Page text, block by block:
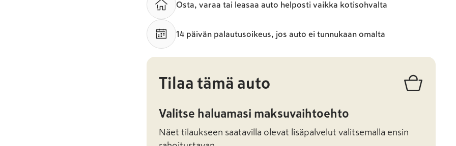
Osta, varaa tai leasaa auto helposti vaikka kotisohvalta
14 päivän palautusoikeus, jos auto ei tunnukaan omalta
Tilaa tämä auto
Valitse haluamasi maksuvaihtoehto
Näet tilaukseen saatavilla olevat lisäpalvelut valitsemalla ensin